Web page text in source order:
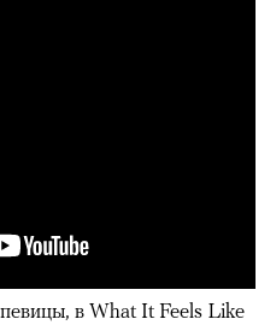
в What It Feels Like